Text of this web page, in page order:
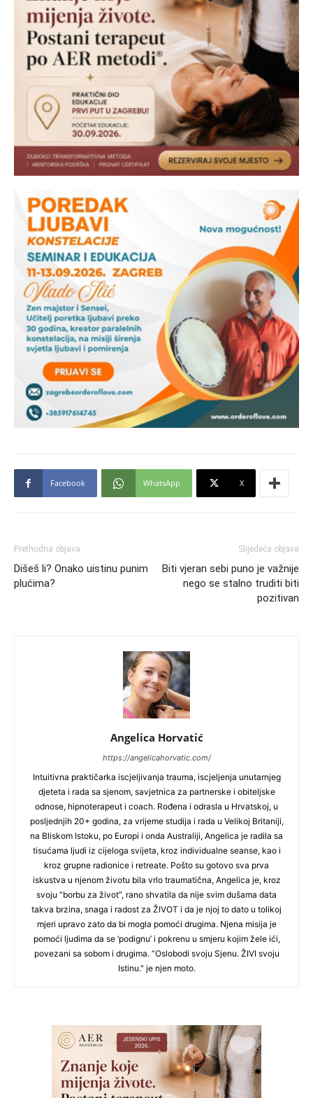
Facebook WhatsApp X
Prethodna objava
Dišeš li? Onako uistinu punim
plućima?
Slijedeća objava
Biti vjeran sebi puno je važnije
nego se stalno truditi biti
pozitivan
Angelica Horvatić
https://angelicahorvatic.com/
Intuitivna praktičarka iscjeljivanja trauma, iscjeljenja unutarnjeg
djeteta i rada sa sjenom, savjetnica za partnerske i obiteljske
odnose, hipnoterapeut i coach. Rođena i odrasla u Hrvatskoj, u
posljednjih 20+ godina, za vrijeme studija i rada u Velikoj Britaniji,
na Bliskom Istoku, po Europi i onda Australiji, Angelica je radila sa
tisućama ljudi iz cijeloga svijeta, kroz individualne seanse, kao i
kroz grupne radionice i retreate. Pošto su gotovo sva prva
iskustva u njenom životu bila vrlo traumatična, Angelica je, kroz
svoju “borbu za život”, rano shvatila da nije svim dušama data
takva brzina, snaga i radost za ŽIVOT i da je njoj to dato u tolikoj
mjeri upravo zato da bi mogla pomoći drugima. Njena misija je
pomoći ljudima da se ‘podignu’ i pokrenu u smjeru kojim žele ići,
povezani sa sobom i drugima. “Oslobodi svoju Sjenu. ŽIVI svoju
Istinu." je njen moto.